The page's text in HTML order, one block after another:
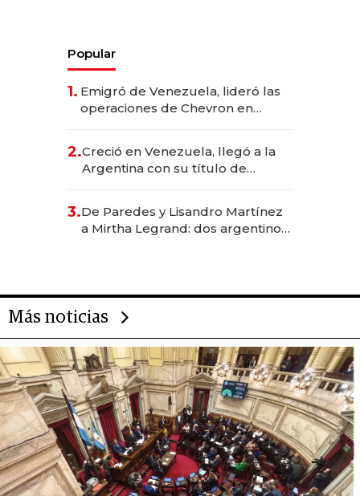
Popular
1. Emigró de Venezuela, lideró las
operaciones de Chevron en
2.Creció en Venezuela, llegó a la
Argentina con su título de
las marcas "fast premium"
3.De Paredes y Lisandro Martínez
a Mirtha Legrand: dos argentinos
Más noticias